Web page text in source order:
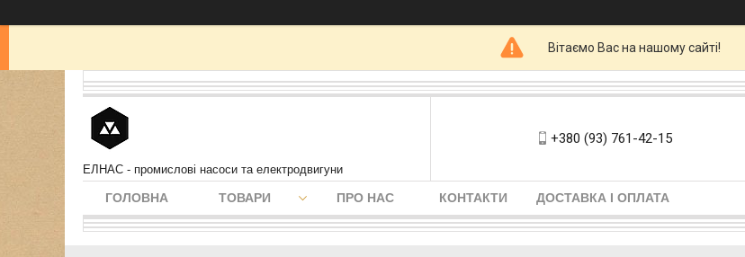
Вітаємо Вас на нашому сайті!
ЕЛНАС - промислові насоси та електродвигуни
+380 (93) 761-42-15
ГОЛОВНА ТОВАРИ ПРО НАС КОНТАКТИ ДОСТАВКА І ОПЛАТА